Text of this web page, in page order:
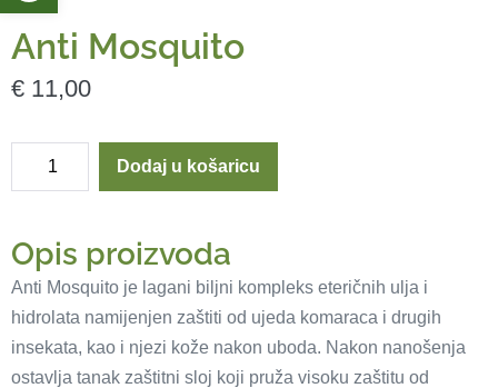
Anti Mosquito
€ 11,00
Dodaj u košaricu
Opis proizvoda
Anti Mosquito je lagani biljni kompleks eteričnih ulja i
hidrolata namijenjen zaštiti od ujeda komaraca i drugih
insekata, kao i njezi kože nakon uboda. Nakon nanošenja
ostavlja tanak zaštitni sloj koji pruža visoku zaštitu od